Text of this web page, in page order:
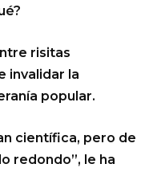
risitas
invalidar la
popular.
científica, pero de
redondo”, le ha